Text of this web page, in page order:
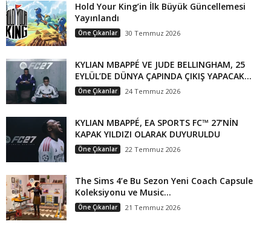
Hold Your King’in İlk Büyük Güncellemesi
Yayınlandı
Öne Çıkanlar 30 Temmuz 2026
KYLIAN MBAPPÉ VE JUDE BELLINGHAM, 25
EYLÜL’DE DÜNYA ÇAPINDA ÇIKIŞ YAPACAK...
Öne Çıkanlar 24 Temmuz 2026
KYLIAN MBAPPÉ, EA SPORTS FC™ 27’NİN
KAPAK YILDIZI OLARAK DUYURULDU
Öne Çıkanlar 22 Temmuz 2026
The Sims 4’e Bu Sezon Yeni Coach Capsule
Koleksiyonu ve Music...
Öne Çıkanlar 21 Temmuz 2026